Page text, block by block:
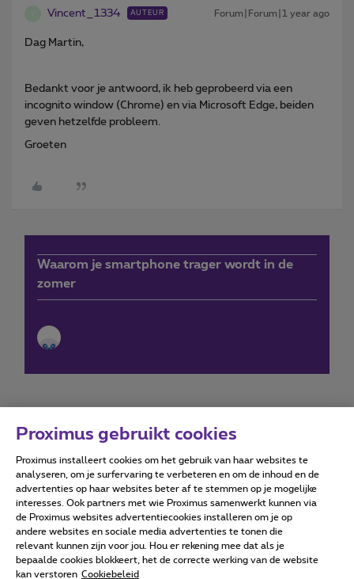
Vincent_1334 AUTEUR Forum|Forum|1 year ago
Dag Martin,
Bedankt voor je antwoord, ik heb geprobeerd via een
incognito window (Chrome) en via Microsoft Edge, beiden
geven hetzelfde probleem.
Groeten
Waarom je smartphone trager wordt in de
zomer
Forumvoorwaarden Accessibility statement
Alle rechten voorbehouden. © Proximus
Algemene voorwaarden, consumenteninfo
Proximus gebruikt cookies
Proximus installeert cookies om het gebruik van haar websites te
analyseren, om je surfervaring te verbeteren en om de inhoud en de
advertenties op haar websites beter af te stemmen op je mogelijke
interesses. Ook partners met wie Proximus samenwerkt kunnen via
de Proximus websites advertentiecookies installeren om je op
andere websites en sociale media advertenties te tonen die
relevant kunnen zijn voor jou. Hou er rekening mee dat als je
bepaalde cookies blokkeert, het de correcte werking van de website
kan verstoren Cookiebeleid